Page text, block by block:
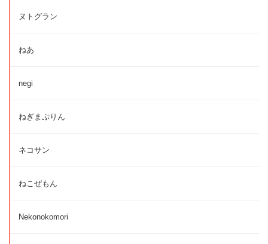
ヌトグラン
ねあ
negi
ねぎまぷりん
ネコサン
ねこぜもん
Nekonokomori